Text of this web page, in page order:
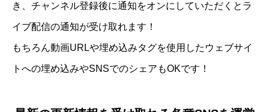
き、チャンネル登録後に通知をオンにしていただくとラ
イブ配信の通知が受け取れます！
もちろん動画URLや埋め込みタグを使用したウェブサイ
トへの埋め込みやSNSでのシェアもOKです！